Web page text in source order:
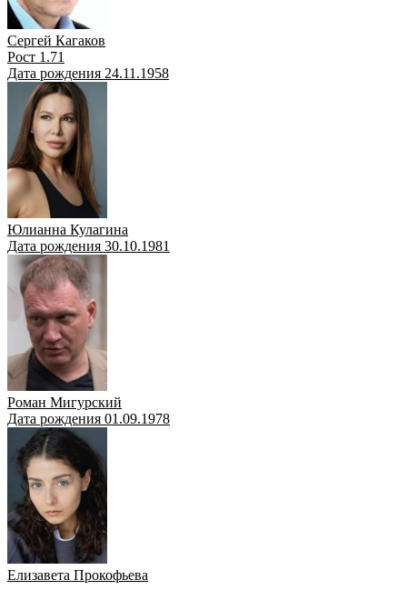
Сергей Кагаков
Рост 1.71
Дата рождения 24.11.1958
Юлианна Кулагина
Дата рождения 30.10.1981
Роман Мигурский
Дата рождения 01.09.1978
Елизавета Прокофьева